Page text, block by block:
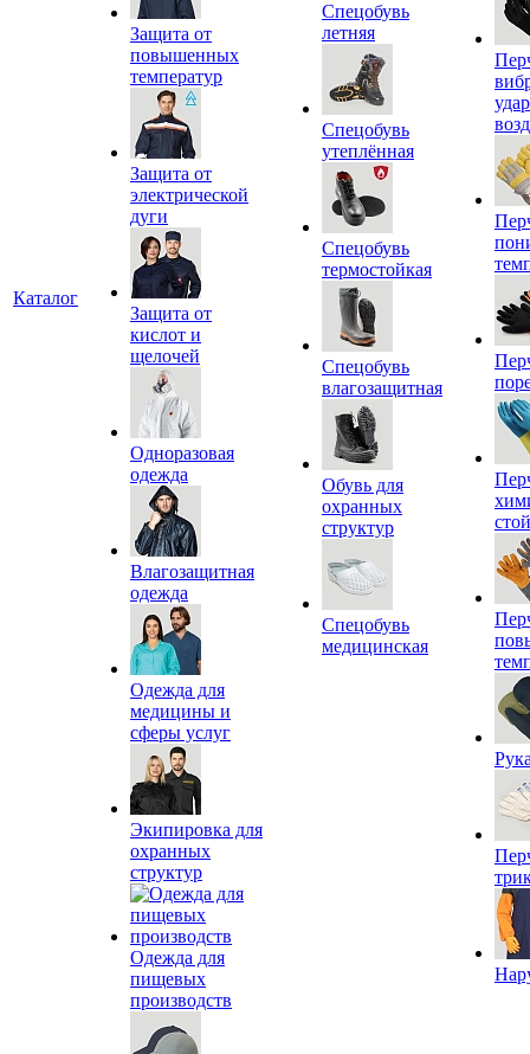
Каталог
Защита от
повышенных
температур
Защита от
электрической
дуги
Защита от
кислот и
щелочей
Одноразовая
одежда
Влагозащитная
одежда
Одежда для
медицины и
сферы услуг
Экипировка для
охранных
структур
Одежда для
пищевых
производств
Спецобувь
летняя
Спецобувь
утеплённая
Спецобувь
термостойкая
Спецобувь
влагозащитная
Обувь для
охранных
структур
Спецобувь
медицинская